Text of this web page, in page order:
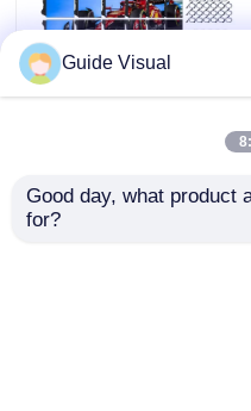
Pixel Pitch 2.6 Οθόνη
LED Εσωτερικού
Χώρου με Ευρεία
Guide Visual
Good day, what product
for?